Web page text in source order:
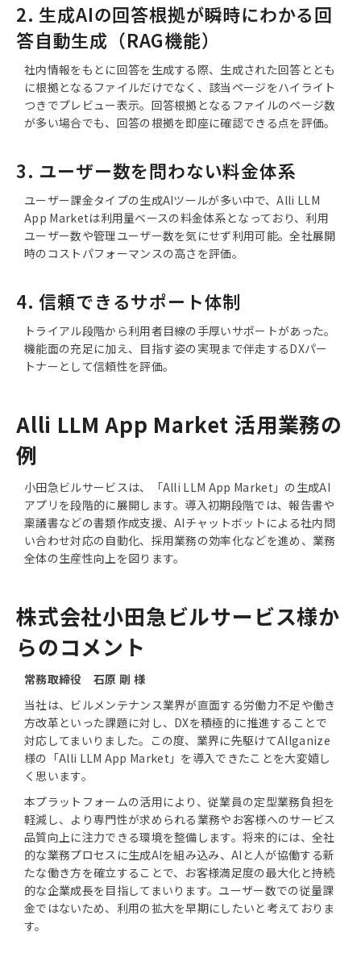
2. 生成AIの回答根拠が瞬時にわかる回
答自動生成（RAG機能）
社内情報をもとに回答を生成する際、生成された回答ととも
に根拠となるファイルだけでなく、該当ページをハイライト
つきでプレビュー表示。回答根拠となるファイルのページ数
が多い場合でも、回答の根拠を即座に確認できる点を評価。
3. ユーザー数を問わない料金体系
ユーザー課金タイプの生成AIツールが多い中で、Alli LLM
App Marketは利用量ベースの料金体系となっており、利用
ユーザー数や管理ユーザー数を気にせず利用可能。全社展開
時のコストパフォーマンスの高さを評価。
4. 信頼できるサポート体制
トライアル段階から利用者目線の手厚いサポートがあった。
機能面の充足に加え、目指す姿の実現まで伴走するDXパー
トナーとして信頼性を評価。
Alli LLM App Market 活用業務の
例
小田急ビルサービスは、「Alli LLM App Market」の生成AI
アプリを段階的に展開します。導入初期段階では、報告書や
稟議書などの書類作成支援、AIチャットボットによる社内問
い合わせ対応の自動化、採用業務の効率化などを進め、業務
全体の生産性向上を図ります。
株式会社小田急ビルサービス様か
らのコメント
常務取締役 石原 剛 様
当社は、ビルメンテナンス業界が直面する労働力不足や働き
方改革といった課題に対し、DXを積極的に推進することで
対応してまいりました。この度、業界に先駆けてAllganize
様の「Alli LLM App Market」を導入できたことを大変嬉し
く思います。
本プラットフォームの活用により、従業員の定型業務負担を
軽減し、より専門性が求められる業務やお客様へのサービス
品質向上に注力できる環境を整備します。将来的には、全社
的な業務プロセスに生成AIを組み込み、AIと人が協働する新
たな働き方を確立することで、お客様満足度の最大化と持続
的な企業成長を目指してまいります。ユーザー数での従量課
金ではないため、利用の拡大を早期にしたいと考えておりま
す。